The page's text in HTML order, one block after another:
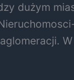
dużym